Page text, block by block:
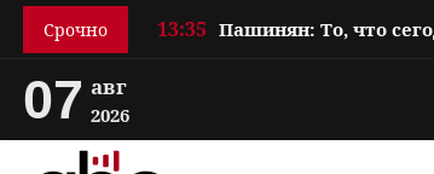
Срочно 13:35
07 авг
2026